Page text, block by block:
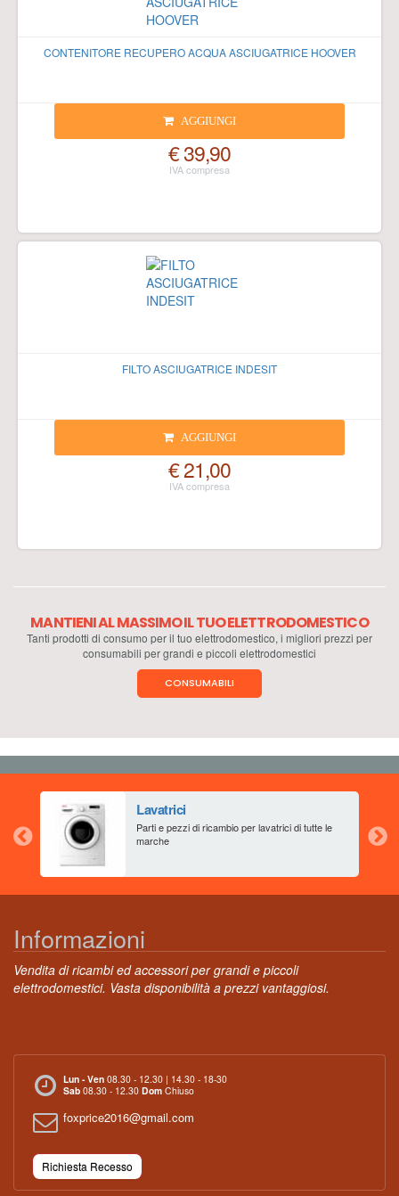
CONTENITORE RECUPERO ACQUA ASCIUGATRICE HOOVER
AGGIUNGI
€ 39,90
FILTO ASCIUGATRICE INDESIT
AGGIUNGI
€ 21,00
MANTIENI AL MASSIMO IL TUO ELETTRODOMESTICO
Tanti prodotti di consumo per il tuo elettrodomestico, i migliori prezzi per
consumabili per grandi e piccoli elettrodomestici
CONSUMABILI
Lavatrici
Parti e pezzi di ricambio per lavatrici di tutte le
marche
Informazioni
Vendita di ricambi ed accessori per grandi e piccoli
elettrodomestici. Vasta disponibilità a prezzi vantaggiosi.
Lun - Ven 08.30 - 12.30 | 14.30 - 18-30
Sab 08.30 - 12.30 Dom Chiuso
foxprice2016@gmail.com
Richiesta Recesso